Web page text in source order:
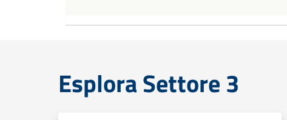
Esplora Settore 3